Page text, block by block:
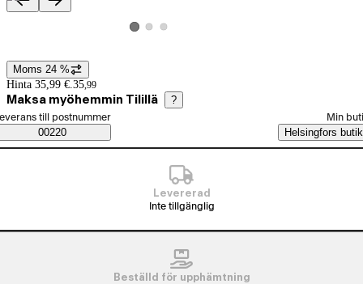
Produktbilder och videor
Visa produktbild 1
Visa produktbild 2
Visa produktbild 3
Prisinformation
Moms 24 %
Hinta 35,99 €. 35,99
Maksa myöhemmin Tilillä ?
Saatavuustiedot
beställningssätt
till postnummer
00220
Min
Helsingfors butik
Levererad
Inte tillgänglig
Beställd för upphämtning